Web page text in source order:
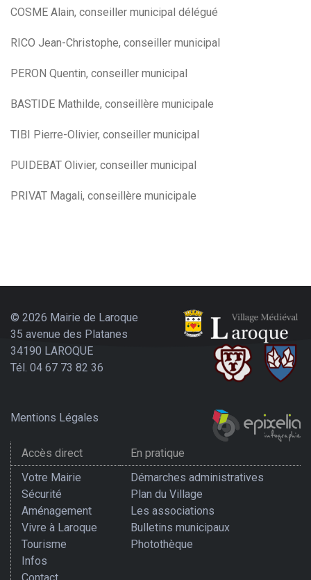
COSME Alain, conseiller municipal délégué
RICO Jean-Christophe, conseiller municipal
PERON Quentin, conseiller municipal
BASTIDE Mathilde, conseillère municipale
TIBI Pierre-Olivier, conseiller municipal
PUIDEBAT Olivier, conseiller municipal
PRIVAT Magali, conseillère municipale
© 2026 Mairie de Laroque
35 avenue des Platanes
34190 LAROQUE
Tél. 04 67 73 82 36
Mentions Légales
Accès direct
En pratique
Votre Mairie
Sécurité
Aménagement
Vivre à Laroque
Tourisme
Infos
Démarches administratives
Plan du Village
Les associations
Bulletins municipaux
Photothèque